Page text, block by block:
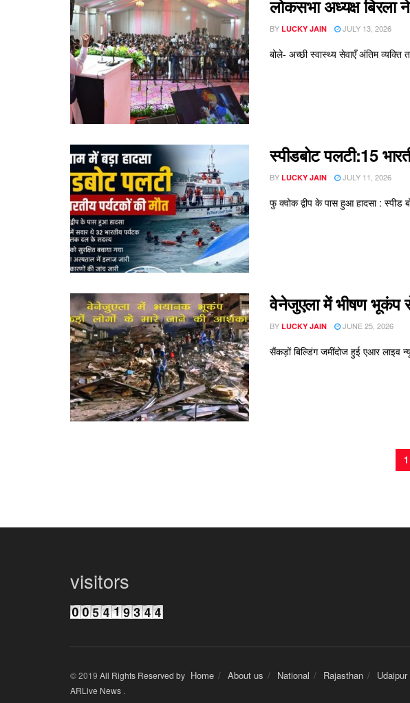
लोकसभा अध्यक्ष बिरला
BY LUCKY JAIN JULY 13, 2026
बोले- अच्छी स्वास्थ्य सेवाएँ अंतिम
स्पीडबोट पलटी:15
BY LUCKY JAIN JULY 11, 2026
फु क्वोक द्वीप के पास हुआ हादसा : स्पीड
वेनेजुएला में भीषण भूकंप
BY LUCKY JAIN JUNE 25, 2026
सैंकड़ों बिल्डिंग जमींदोज हुई एआर लाइव
1
visitors
Home About us National Rajasthan Udaipur
© 2019 All Rights Reserved by
ARLive News .